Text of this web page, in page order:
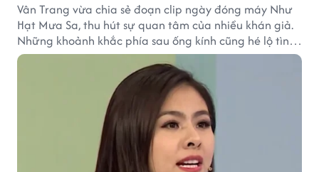
Vân Trang vừa chia sẻ đoạn clip ngày đóng máy Như
Hạt Mưa Sa, thu hút sự quan tâm của nhiều khán giả.
Những khoảnh khắc phía sau ống kính cũng hé lộ tình
cảm đặc biệt mà nữ diễn viên dành cho ê-kíp bộ phim.